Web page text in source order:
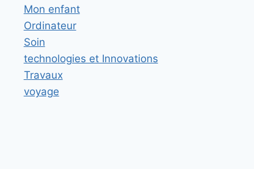
Mon enfant
Ordinateur
Soin
technologies et Innovations
Travaux
voyage